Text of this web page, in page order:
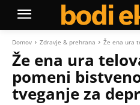
Domov Zdravje & prehrana Že ena ura
Že ena ura
pomeni
tveganje za